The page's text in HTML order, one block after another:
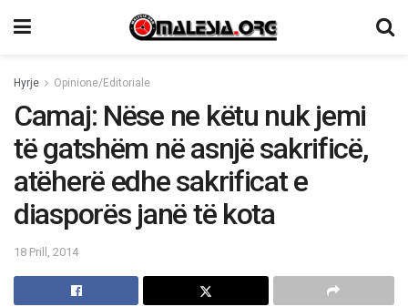
Hyrje Opinione/Editoriale
Camaj: Nëse ne këtu nuk jemi
të gatshëm në asnjë sakrificë,
atëherë edhe sakrificat e
diasporës janë të kota
18 Prill, 2014